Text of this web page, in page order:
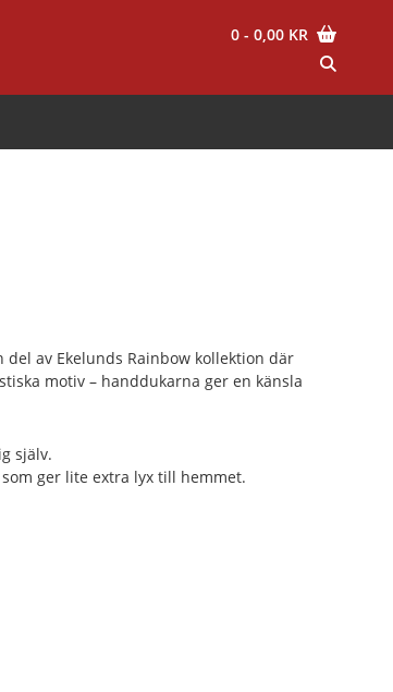
0 - 0,00 KR
av Ekelunds Rainbow kollektion där
motiv – handdukarna ger en känsla
själv.
ger lite extra lyx till hemmet.